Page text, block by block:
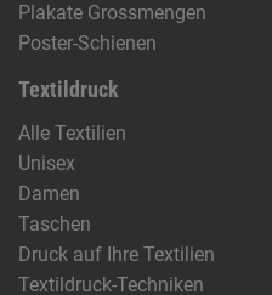
Plakate Grossmengen
Poster-Schienen
Textildruck
Alle Textilien
Unisex
Damen
Taschen
Druck auf Ihre Textilien
Textildruck-Techniken